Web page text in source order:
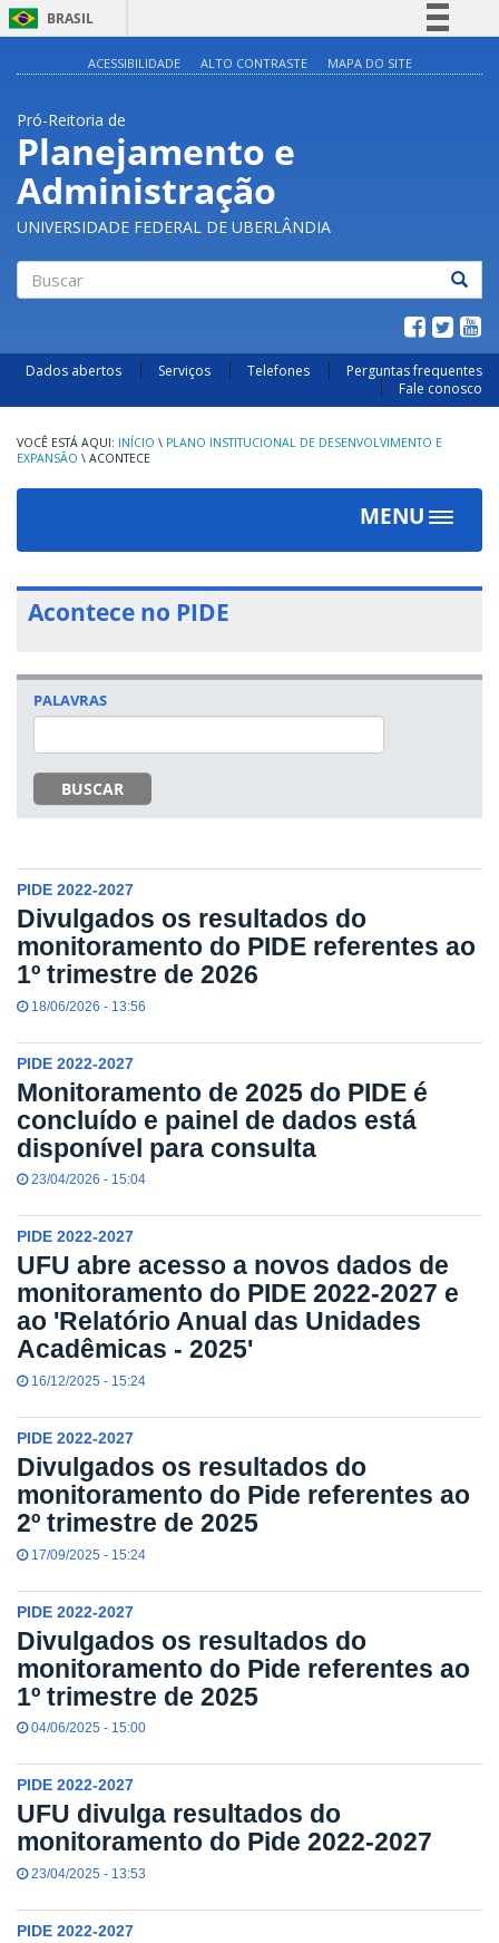
BRASIL
Acesso à informação
ACESSIBILIDADE ALTO CONTRASTE MAPA DO SITE
Pró-Reitoria de
Planejamento e
Administração
UNIVERSIDADE FEDERAL DE UBERLÂNDIA
Dados abertos Serviços Telefones
Perguntas frequentes
Fale conosco
INÍCIO \ PLANO INSTITUCIONAL DE DESENVOLVIMENTO E
EXPANSÃO \ ACONTECE
MENU
Toggle
Acontece no PIDE
PALAVRAS
BUSCAR
PIDE 2022-2027
Divulgados os resultados do
monitoramento do PIDE referentes ao
1º trimestre de 2026
18/06/2026 - 13:56
PIDE 2022-2027
Monitoramento de 2025 do PIDE é
concluído e painel de dados está
disponível para consulta
23/04/2026 - 15:04
PIDE 2022-2027
UFU abre acesso a novos dados de
monitoramento do PIDE 2022-2027 e
ao 'Relatório Anual das Unidades
Acadêmicas - 2025'
16/12/2025 - 15:24
PIDE 2022-2027
Divulgados os resultados do
monitoramento do Pide referentes ao
2º trimestre de 2025
17/09/2025 - 15:24
PIDE 2022-2027
Divulgados os resultados do
monitoramento do Pide referentes ao
1º trimestre de 2025
04/06/2025 - 15:00
PIDE 2022-2027
UFU divulga resultados do
monitoramento do Pide 2022-2027
23/04/2025 - 13:53
PIDE 2022-2027